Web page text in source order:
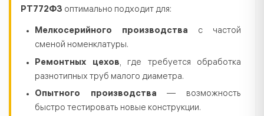
РТ772Ф3 оптимально подходит для:
Мелкосерийного производства с частой
сменой номенклатуры.
Ремонтных цехов, где требуется обработка
разнотипных труб малого диаметра.
Опытного производства — возможность
быстро тестировать новые конструкции.